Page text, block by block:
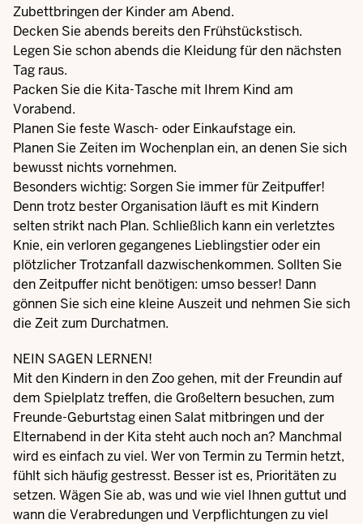
Zubettbringen der Kinder am Abend.
Decken Sie abends bereits den Frühstückstisch.
Legen Sie schon abends die Kleidung für den nächsten
Tag raus.
Packen Sie die Kita-Tasche mit Ihrem Kind am
Vorabend.
Planen Sie feste Wasch- oder Einkaufstage ein.
Planen Sie Zeiten im Wochenplan ein, an denen Sie sich
bewusst nichts vornehmen.
Besonders wichtig: Sorgen Sie immer für Zeitpuffer!
Denn trotz bester Organisation läuft es mit Kindern
selten strikt nach Plan. Schließlich kann ein verletztes
Knie, ein verloren gegangenes Lieblingstier oder ein
plötzlicher Trotzanfall dazwischenkommen. Sollten Sie
den Zeitpuffer nicht benötigen: umso besser! Dann
gönnen Sie sich eine kleine Auszeit und nehmen Sie sich
die Zeit zum Durchatmen.
NEIN SAGEN LERNEN!
Mit den Kindern in den Zoo gehen, mit der Freundin auf
dem Spielplatz treffen, die Großeltern besuchen, zum
Freunde-Geburtstag einen Salat mitbringen und der
Elternabend in der Kita steht auch noch an? Manchmal
wird es einfach zu viel. Wer von Termin zu Termin hetzt,
fühlt sich häufig gestresst. Besser ist es, Prioritäten zu
setzen. Wägen Sie ab, was und wie viel Ihnen guttut und
wann die Verabredungen und Verpflichtungen zu viel